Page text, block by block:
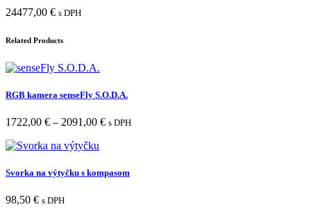
24477,00 € s DPH
Related Products
RGB kamera senseFly S.O.D.A.
1722,00 € – 2091,00 € s DPH
Svorka na výtyčku s kompasom
98,50 € s DPH